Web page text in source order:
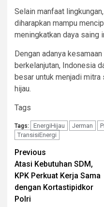
Selain manfaat
diharapkan mampu
meningkatkan daya saing
Dengan adanya
berkelanjutan, Indonesia
besar untuk menjadi
hijau.
Tags
Tags: EnergiHijau Jerman
TransisiEnergi
Continue
Reading
Previous
Atasi Kebutuhan SDM,
KPK Perkuat Kerja Sama
dengan Kortastipidkor
Polri